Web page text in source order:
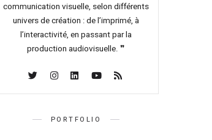
communication visuelle, selon différents
univers de création : de l’imprimé, à
l’interactivité, en passant par la
production audiovisuelle. ❞
PORTFOLIO